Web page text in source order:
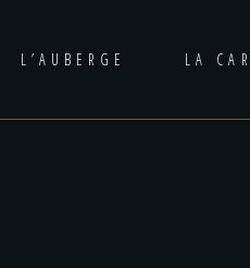
L’AUBERGE LA